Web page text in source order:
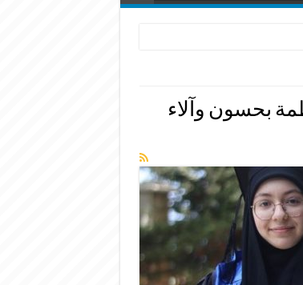
بحسون وآلاء